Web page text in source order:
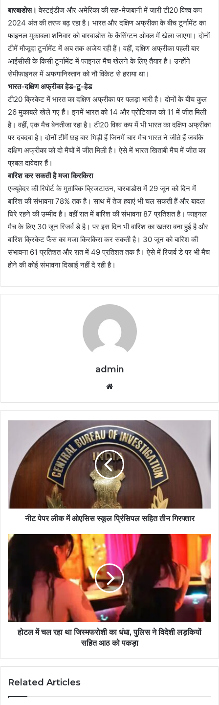
बारबाडोस। वेस्टइंडीज और अमेरिका की सह-मेजबानी में जारी टी20 विश्व कप
2024 अंत की तरफ बढ़ रहा है। भारत और दक्षिण अफ्रीका के बीच टूर्नामेंट का
फाइनल मुकाबला शनिवार को बारबाडोस के केंसिंग्टन ओवल में खेला जाएगा। दोनों
टीमें मौजूदा टूर्नामेंट में अब तक अजेय रही हैं। वहीं, दक्षिण अफ्रीका पहली बार
आईसीसी के किसी टूर्नामेंट में फाइनल मैच खेलने के लिए तैयार है। उन्होंने
सेमीफाइनल में अफगानिस्तान को नौ विकेट से हराया था।
भारत-दक्षिण अफ्रीका हेड-टु-हेड
टी20 क्रिकेट में भारत का दक्षिण अफ्रीका पर पलड़ा भारी है। दोनों के बीच कुल
26 मुकाबले खेले गए हैं। इनमें भारत को 14 और प्रोटियाज को 11 में जीत मिली
है। वहीं, एक मैच बेनतीजा रहा है। टी20 विश्व कप में भी भारत का दक्षिण अफ्रीका
पर दबदबा है। दोनों टीमें छह बार भिड़ी हैं जिनमें चार मैच भारत ने जीते हैं जबकि
दक्षिण अफ्रीका को दो मैचों में जीत मिली है। ऐसे में भारत खिताबी मैच में जीत का
प्रबल दावेदार हैं।
बारिश कर सकती है मजा किरकिरा
एक्यूवेदर की रिपोर्ट के मुताबिक ब्रिजटाउन, बारबाडोस में 29 जून को दिन में
बारिश की संभावना 78% तक है। साथ में तेज हवाएं भी चल सकती हैं और बादल
घिरे रहने की उम्मीद है। वहीं रात में बारिश की संभावना 87 प्रतिशत है। फाइनल
मैच के लिए 30 जून रिजर्व डे है। पर इस दिन भी बारिश का खतरा बना हुई है और
बारिश क्रिकेट फैंस का मजा किरकिरा कर सकती है। 30 जून को बारिश की
संभावना 61 प्रतिशत और रात में 49 प्रतिशत तक है। ऐसे में रिजर्व डे पर भी मैच
होने की कोई संभावना दिखाई नहीं दे रही है।
admin
नीट पेपर लीक में ओएसिस स्कूल प्रिंसिपल सहित तीन गिरफ्तार
होटल में चल रहा था जिस्मफरोशी का धंधा, पुलिस ने विदेशी लड़कियों
सहित आठ को पकड़ा
Related Articles